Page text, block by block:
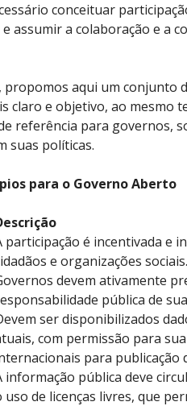
conceituar
assumir a colaboração e a
propomos aqui um conjunto
claro e objetivo, ao mesmo
referência para governos,
suas políticas.
para o Governo Aberto
participação é incentivada e
e organizações sociais.
devem ativamente
pública de
ser disponibilizados
com permissão para
para publicação
informação pública deve
uso de licenças livres, que